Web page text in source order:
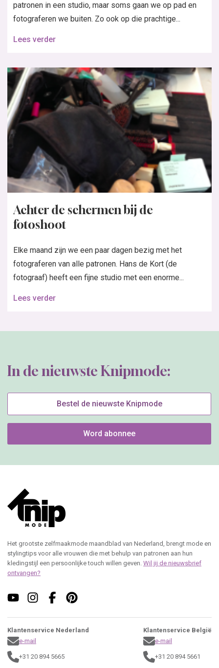
patronen in een studio, maar soms gaan we op pad en
fotograferen we buiten. Zo ook op die prachtige...
Lees verder
Achter de schermen bij de
fotoshoot
Elke maand zijn we een paar dagen bezig met het
fotograferen van alle patronen. Hans de Kort (de
fotograaf) heeft een fijne studio met een enorme...
Lees verder
In de nieuwste Knipmode:
Bestel de nieuwste Knipmode
Word abonnee
Het grootste zelfmaakmode maandblad van Nederland, brengt mode en
stylingtips voor alle vrouwen die met behulp van patronen aan hun
kledingstijl een persoonlijke touch willen geven. Wil jij de nieuwsbrief
ontvangen?
Klantenservice Nederland
e-mail
+31 20 894 5665
Klantenservice België
e-mail
+31 20 894 5661